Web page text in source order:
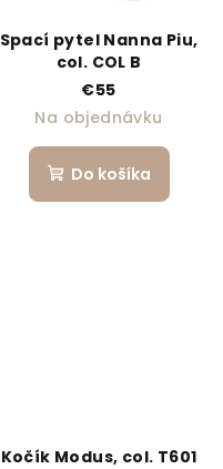
Spací pytel Nanna Piu,
col. COL B
€55
Na objednávku
Do košíka
Kočík Modus, col. T601